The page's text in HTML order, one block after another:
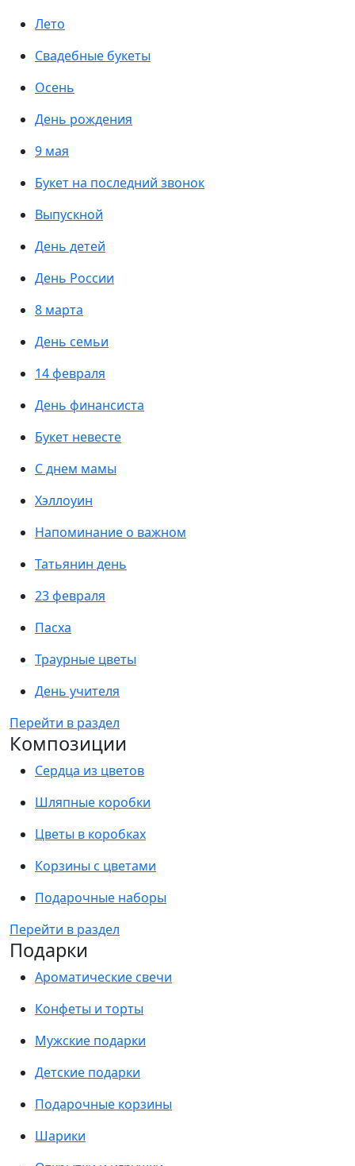
Лето
Свадебные букеты
Осень
День рождения
9 мая
Букет на последний звонок
Выпускной
День детей
День России
8 марта
День семьи
14 февраля
День финансиста
Букет невесте
С днем мамы
Хэллоуин
Напоминание о важном
Татьянин день
23 февраля
Пасха
Траурные цветы
День учителя
Перейти в раздел
Композиции
Сердца из цветов
Шляпные коробки
Цветы в коробках
Корзины с цветами
Подарочные наборы
Перейти в раздел
Подарки
Ароматические свечи
Конфеты и торты
Мужские подарки
Детские подарки
Подарочные корзины
Шарики